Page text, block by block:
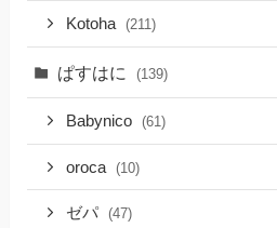
Kotoha (211)
ぱすはに (139)
Babynico (61)
oroca (10)
ゼパ (47)